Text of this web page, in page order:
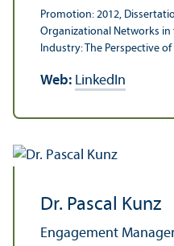
Promotion: 2012,
Organizational Networks
Industry: The Perspective
Web: LinkedIn
Dr. Pascal Kunz
Engagement